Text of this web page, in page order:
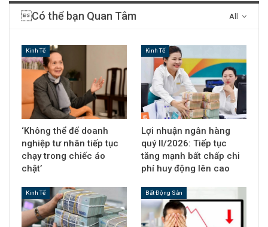
All
Có thể bạn Quan Tâm
Kinh Tế
‘Không thể để doanh
nghiệp tư nhân tiếp tục
chạy trong chiếc áo
chật’
Kinh Tế
Lợi nhuận ngân hàng
quý II/2026: Tiếp tục
tăng mạnh bất chấp chi
phí huy động lên cao
Kinh Tế Bất Động Sản